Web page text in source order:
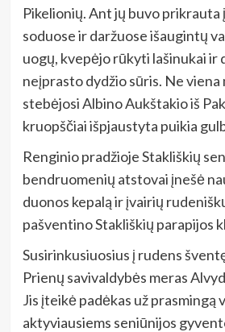
Pikelionių. Ant jų buvo prikrauta
soduose ir daržuose išaugintų
uogų, kvepėjo rūkyti lašinukai ir
neįprasto dydžio sūris. Ne
stebėjosi Albino Aukštakio iš
kruopščiai išpjaustyta puikia
Renginio pradžioje Stakliškių
bendruomenių atstovai įnešė
duonos kepalą ir įvairių
pašventino Stakliškių parapijos
Susirinkusiuosius į rudens
Prienų savivaldybės meras
Jis įteikė padėkas už prasmingą
aktyviausiems seniūnijos